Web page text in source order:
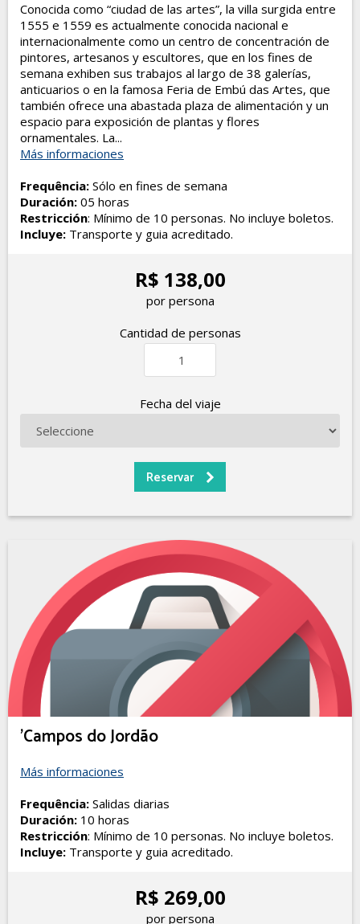
Conocida como “ciudad de las artes”, la villa surgida entre
1555 e 1559 es actualmente conocida nacional e
internacionalmente como un centro de concentración de
pintores, artesanos y escultores, que en los fines de
semana exhiben sus trabajos al largo de 38 galerías,
anticuarios o en la famosa Feria de Embú das Artes, que
también ofrece una abastada plaza de alimentación y un
espacio para exposición de plantas y flores
ornamentales. La...
Más informaciones
Frequência: Sólo en fines de semana
Duración: 05 horas
Restricción: Mínimo de 10 personas. No incluye boletos.
Incluye: Transporte y guia acreditado.
R$ 138,00
por persona
Cantidad de personas
Fecha del viaje
'Campos do Jordão
Más informaciones
Frequência: Salidas diarias
Duración: 10 horas
Restricción: Mínimo de 10 personas. No incluye boletos.
Incluye: Transporte y guia acreditado.
R$ 269,00
por persona